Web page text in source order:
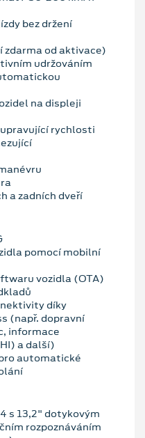
bez držení
od aktivace)
udržováním
na displeji
rychlosti
a zadních dveří
pomocí mobilní
vozidla (OTA)
díky
(např. dopravní
informace
a další)
automatické
s 13,2" dotykovým
rozpoznáváním